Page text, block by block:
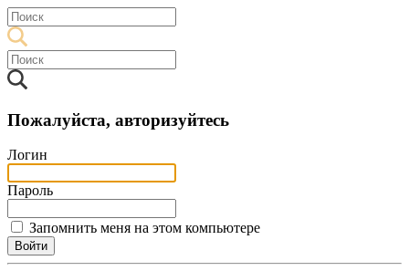
Пожалуйста, авторизуйтесь
Логин
Пароль
Запомнить меня на этом компьютере